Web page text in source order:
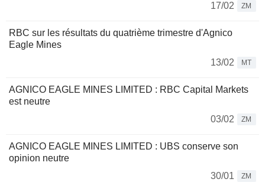
17/02 ZM
RBC sur les résultats du quatrième trimestre d'Agnico
Eagle Mines
13/02
MT
AGNICO EAGLE MINES LIMITED : RBC Capital Markets
est neutre
03/02
ZM
AGNICO EAGLE MINES LIMITED : UBS conserve son
opinion neutre
30/01
ZM